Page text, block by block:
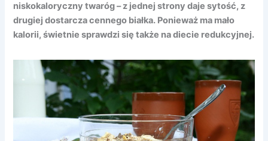
niskokaloryczny twaróg – z jednej strony daje sytość, z
drugiej dostarcza cennego białka. Ponieważ ma mało
kalorii, świetnie sprawdzi się także na diecie redukcyjnej.